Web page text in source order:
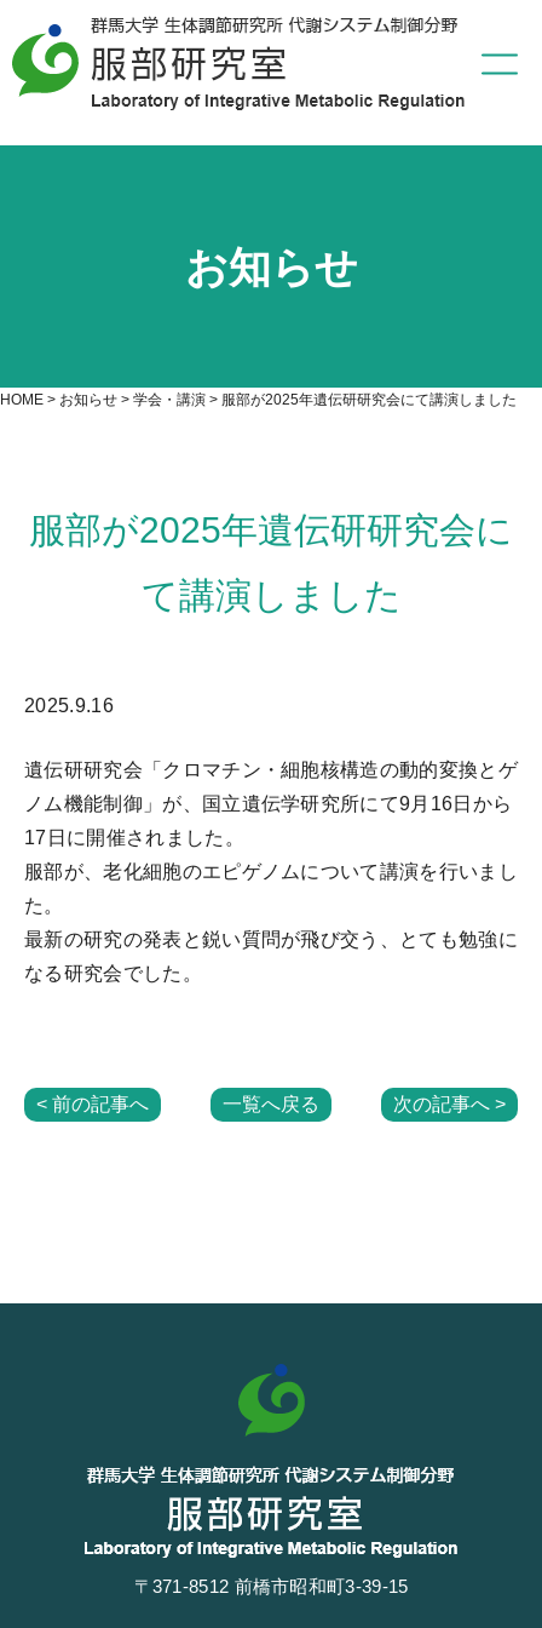
お知らせ
HOME > お知らせ > 学会・講演 > 服部が2025年遺伝研研究会にて講演しました
服部が2025年遺伝研研究会に
て講演しました
2025.9.16
遺伝研研究会「クロマチン・細胞核構造の動的変換とゲ
ノム機能制御」が、国立遺伝学研究所にて9月16日から
17日に開催されました。
服部が、老化細胞のエピゲノムについて講演を行いまし
た。
最新の研究の発表と鋭い質問が飛び交う、とても勉強に
なる研究会でした。
< 前の記事へ 一覧へ戻る 次の記事へ >
〒371-8512 前橋市昭和町3-39-15